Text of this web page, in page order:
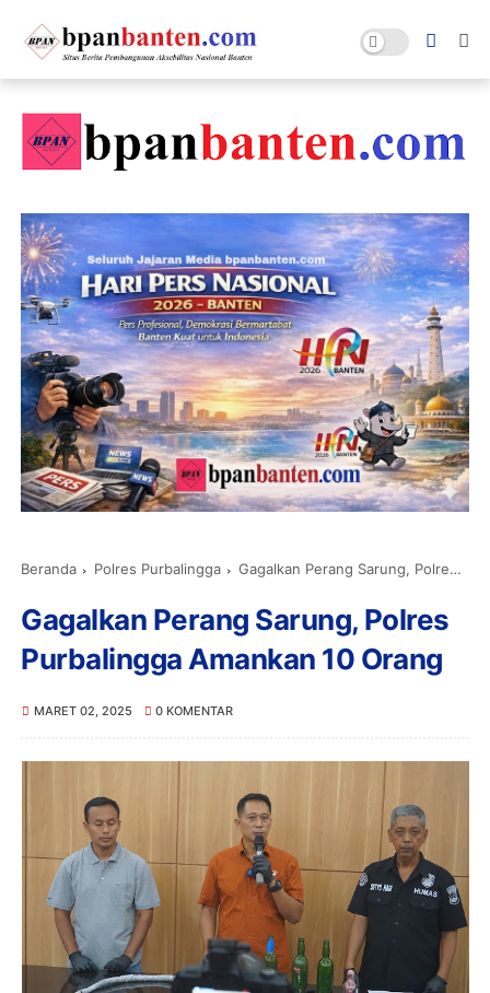
Beranda Polres Purbalingga Gagalkan Perang Sarung, Polres Purbalingga Amankan 10 Orang
Gagalkan Perang Sarung, Polres
Purbalingga Amankan 10 Orang
MARET 02, 2025 0 KOMENTAR